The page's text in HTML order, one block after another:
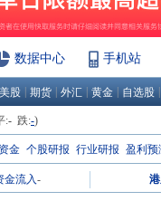
数据中心 手机站
美股 期货 外汇 黄金 自选股
:- 跌:-)
金 个股研报 行业研报 盈利预
金流入-